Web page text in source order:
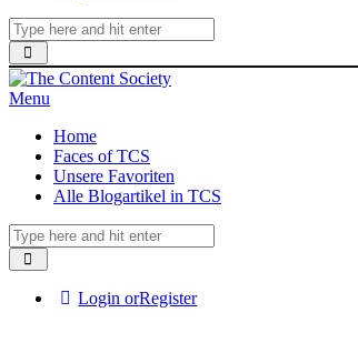
Menu
Home
Faces of TCS
Unsere Favoriten
Alle Blogartikel in TCS
Login orRegister